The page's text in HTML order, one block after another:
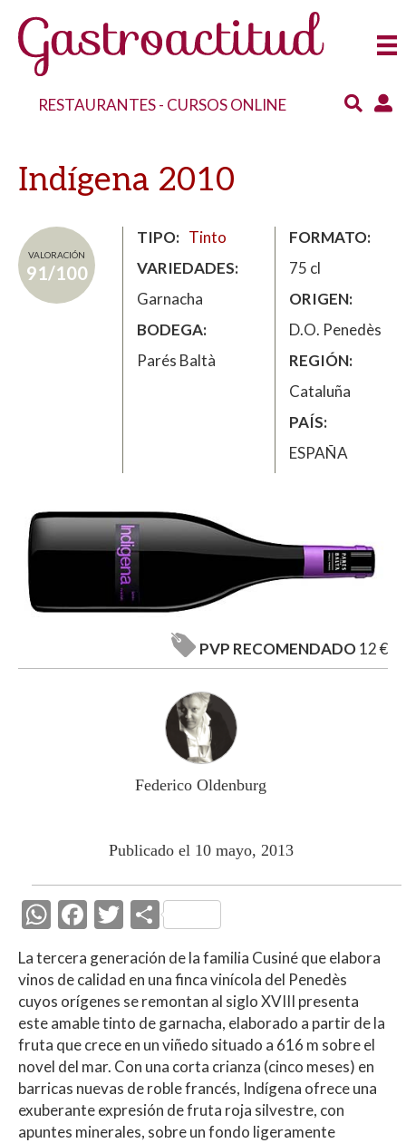
RESTAURANTES- CURSOS ONLINE
Indígena 2010
VALORACIÓN
91/100
TIPO
Tinto
VARIEDADES
Garnacha
BODEGA
Parés Baltà
FORMATO
75 cl
ORIGEN
D.O. Penedès
REGIÓN
Cataluña
PAÍS
ESPAÑA
PVP RECOMENDADO12 €
Federico Oldenburg
Publicado el 10 mayo, 2013
W
at
s
A
p
p
F
e
b
o
o
k
T
itt
er
C
m
p
ar
ti
r
La tercera generación de la familia Cusiné que elabora
vinos de calidad en una finca vinícola del Penedès
cuyos orígenes se remontan al siglo XVIII presenta
este amable tinto de garnacha, elaborado a partir de la
fruta que crece en un viñedo situado a 616 m sobre el
novel del mar. Con una corta crianza (cinco meses) en
barricas nuevas de roble francés, Indígena ofrece una
exuberante expresión de fruta roja silvestre, con
apuntes minerales, sobre un fondo ligeramente